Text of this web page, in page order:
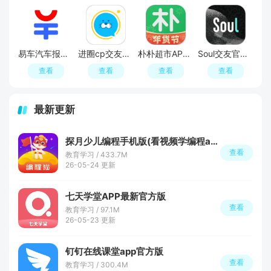
易车汽车报价APP官方正版
查看
进圈cp交友软件手机版
查看
朴朴超市APP最新版本
查看
Soul交友官方APP最新版
查看
最新更新
探月少儿编程手机版(看视频学编程app)
教育学习 / 433.7M
26-05-24 更新
查看
七天学堂APP最新官方版
教育学习 / 97.1M
26-05-23 更新
查看
钉钉在线课堂app官方版
教育学习 / 300.4M
查看